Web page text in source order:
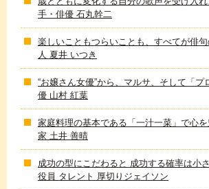
手・俳優 石丸幹二
楽しいこともつらいことも、すべてが俳
人 夏井 いつき
“お嬢さん女優”から、マルサ、そして「
優 山村 紅葉
家庭料理の基本である「一汁一菜」で心
家 土井 善晴
成功の型にこだわると 成功する確率は
役員 タレント 厚切りジェイソン